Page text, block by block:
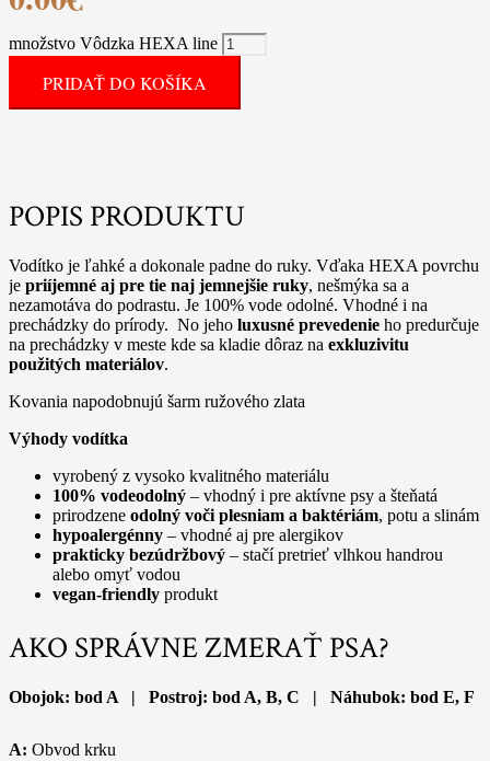
množstvo Vôdzka HEXA line
PRIDAŤ DO KOŠÍKA
POPIS PRODUKTU
Vodítko je ľahké a dokonale padne do ruky. Vďaka HEXA povrchu
je priíjemné aj pre tie naj jemnejšie ruky, nešmýka sa a
nezamotáva do podrastu. Je 100% vode odolné. Vhodné i na
prechádzky do prírody. No jeho luxusné prevedenie ho predurčuje
na prechádzky v meste kde sa kladie dôraz na exkluzivitu
použitých materiálov.
Kovania napodobnujú šarm ružového zlata
Výhody vodítka
vyrobený z vysoko kvalitného materiálu
100% vodeodolný – vhodný i pre aktívne psy a šteňatá
prirodzene odolný voči plesniam a baktériám, potu a slinám
hypoalergénny – vhodné aj pre alergikov
prakticky bezúdržbový – stačí pretrieť vlhkou handrou
alebo omyť vodou
vegan-friendly produkt
AKO SPRÁVNE ZMERAŤ PSA?
Obojok: bod A | Postroj: bod A, B, C | Náhubok: bod E, F
A: Obvod krku